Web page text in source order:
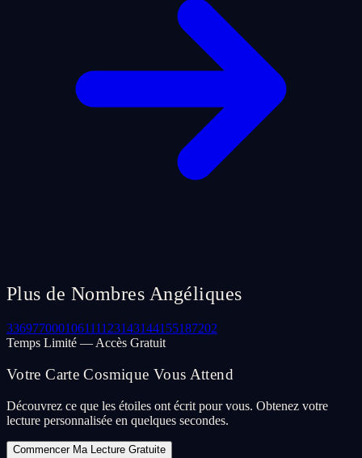
Plus de Nombres Angéliques
336977000106111123143144155187202
Temps Limité — Accès Gratuit
Votre Carte Cosmique Vous Attend
Découvrez ce que les étoiles ont écrit pour vous. Obtenez votre
lecture personnalisée en quelques secondes.
Commencer Ma Lecture Gratuite